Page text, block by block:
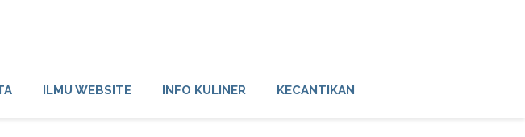
ILMU WEBSITE INFO KULINER KECANTIKAN